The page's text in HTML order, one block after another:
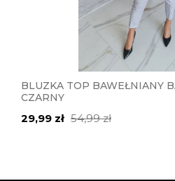
BLUZKA TOP BAWEŁNIANY
CZARNY
29,99 zł 54,99 zł